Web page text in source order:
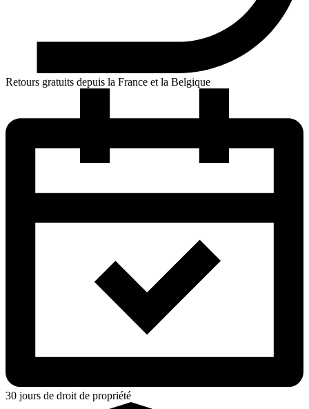
Retours gratuits depuis la France et la Belgique
30 jours de droit de propriété